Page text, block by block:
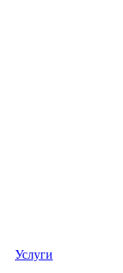
Услуги